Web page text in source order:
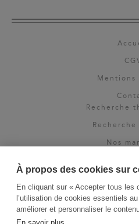
À propos des cookies sur
En cliquant sur « Accepter tous les
l’utilisation de cookies essentiels
améliorer et personnaliser le
Mentions
Recherche
Recherche
Nos
La Vie des